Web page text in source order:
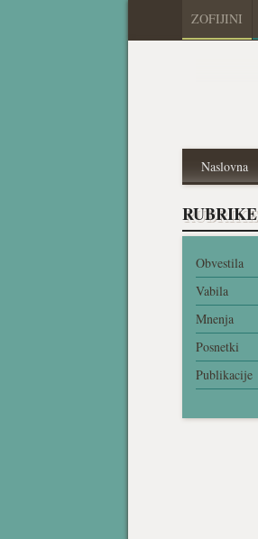
ZOFIJINI
Naslovna
RUBRIKE
Obvestila
Vabila
Mnenja
Posnetki
Publikacije